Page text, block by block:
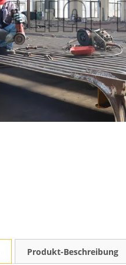
Produkt-Beschreibung